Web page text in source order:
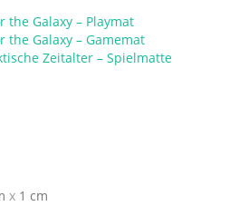
the Galaxy – Playmat
the Galaxy – Gamemat
Zeitalter – Spielmatte
x 1 cm